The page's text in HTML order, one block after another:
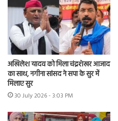
अखिलेश यादव को मिला चंद्रशेखर आजाद
का साथ, नगीना सांसद ने सपा के सुर में
मिलाए सुर
30 July 2026 - 3:03 PM